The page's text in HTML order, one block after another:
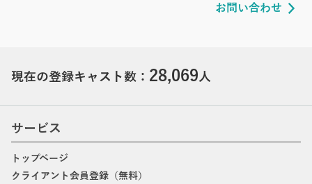
お問い合わせ
現在の登録キャスト数： 28,069人
サービス
トップページ
クライアント会員登録（無料）